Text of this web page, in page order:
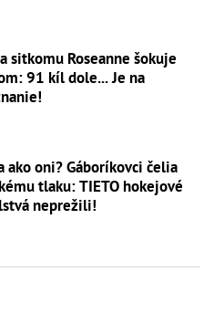
sitkomu Roseanne šokuje
91 kíl dole... Je na
ako oni? Gáboríkovci čelia
tlaku: TIETO hokejové
neprežili!